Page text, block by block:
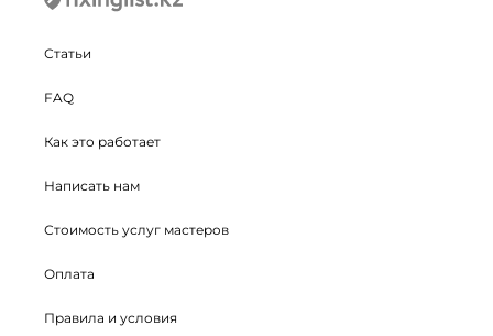
Статьи
FAQ
Как это работает
Написать нам
Стоимость услуг мастеров
Оплата
Правила и условия